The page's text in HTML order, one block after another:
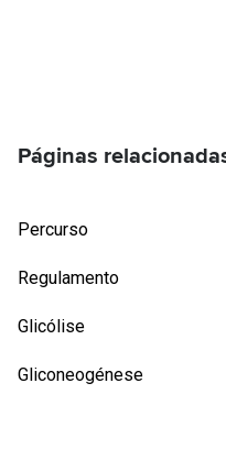
Páginas
Percurso
Regulamento
Glicólise
Gliconeogénese